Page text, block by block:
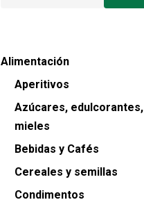
Alimentación
Aperitivos
Azúcares, edulcorantes,
mieles
Bebidas y Cafés
Cereales y semillas
Condimentos